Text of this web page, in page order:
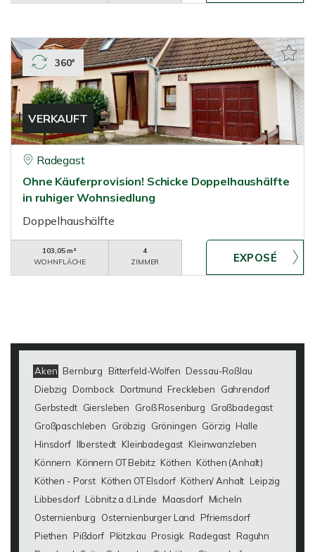
VERKAUFT
360°
Radegast
Ohne Käuferprovision! Schicke Doppelhaushälfte
in ruhiger Wohnsiedlung
Doppelhaushälfte
103,05 m²
WOHNFLÄCHE
4
ZIMMER
Aken Bernburg Bitterfeld-Wolfen Dessau-Roßlau
Diebzig
Dornbock Dortmund Freckleben
Gahrendorf
Gerbstedt Giersleben Groß Rosenburg
Großbadegast
Großpaschleben
Gröbzig Gröningen Görzig Halle
Hinsdorf Ilberstedt Kleinbadegast Kleinwanzleben
Könnern
Könnern OT Bebitz Köthen Köthen (Anhalt)
Köthen - Porst Köthen OT Elsdorf Köthen/ Anhalt Leipzig
Libbesdorf Löbnitz a.d.Linde Maasdorf Micheln
Osternienburg
Osternienburger Land
Pfriemsdorf
Piethen
Pißdorf Plötzkau Prosigk Radegast Raguhn